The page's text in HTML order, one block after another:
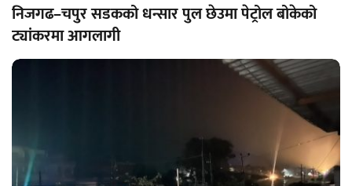
निजगढ–चपुर सडकको धन्सार पुल छेउमा पेट्रोल बोकेको
ट्यांकरमा आगलागी